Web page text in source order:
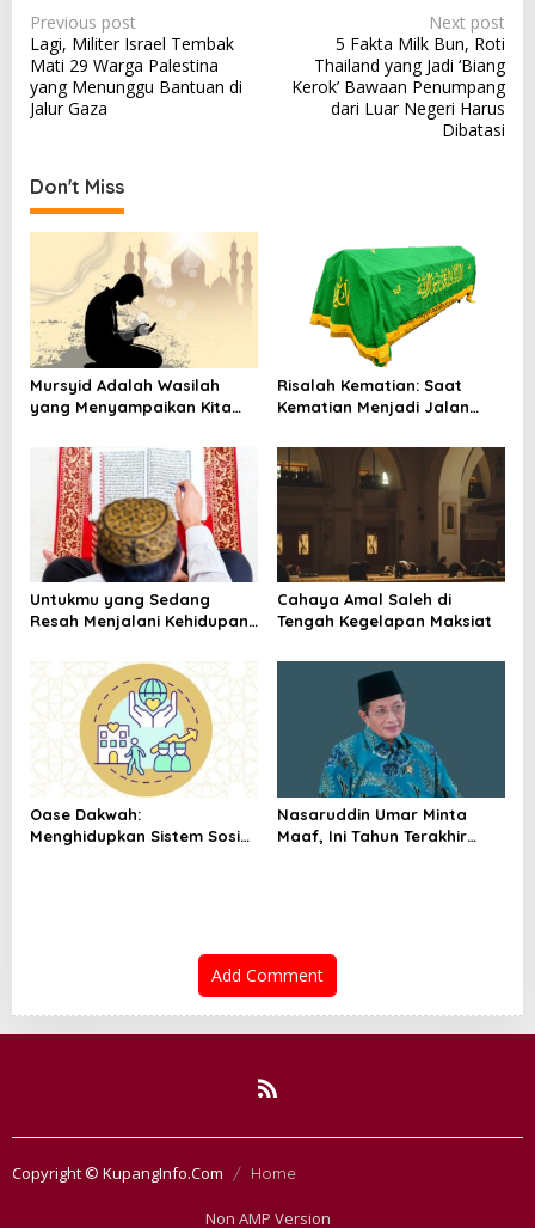
P
o
s
t
a
v
g
a
t
i
o
Previous post
Lagi, Militer Israel Tembak
Mati 29 Warga Palestina
yang Menunggu Bantuan di
Jalur Gaza
Next post
5 Fakta Milk Bun, Roti
Thailand yang Jadi ‘Biang
Kerok’ Bawaan Penumpang
dari Luar Negeri Harus
Dibatasi
Don't Miss
Mursyid Adalah Wasilah
yang Menyampaikan Kita
Risalah Kematian: Saat
Kematian Menjadi Jalan
Untukmu yang Sedang
Resah Menjalani Kehidupan
Cahaya Amal Saleh di
Tengah Kegelapan Maksiat
Oase Dakwah:
Menghidupkan Sistem Sosial
Nasaruddin Umar Minta
Maaf, Ini Tahun Terakhir
Add Comment
Copyright © KupangInfo.Com Home
Non AMP Version